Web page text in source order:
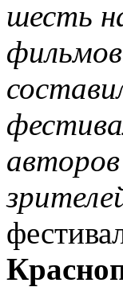
шесть